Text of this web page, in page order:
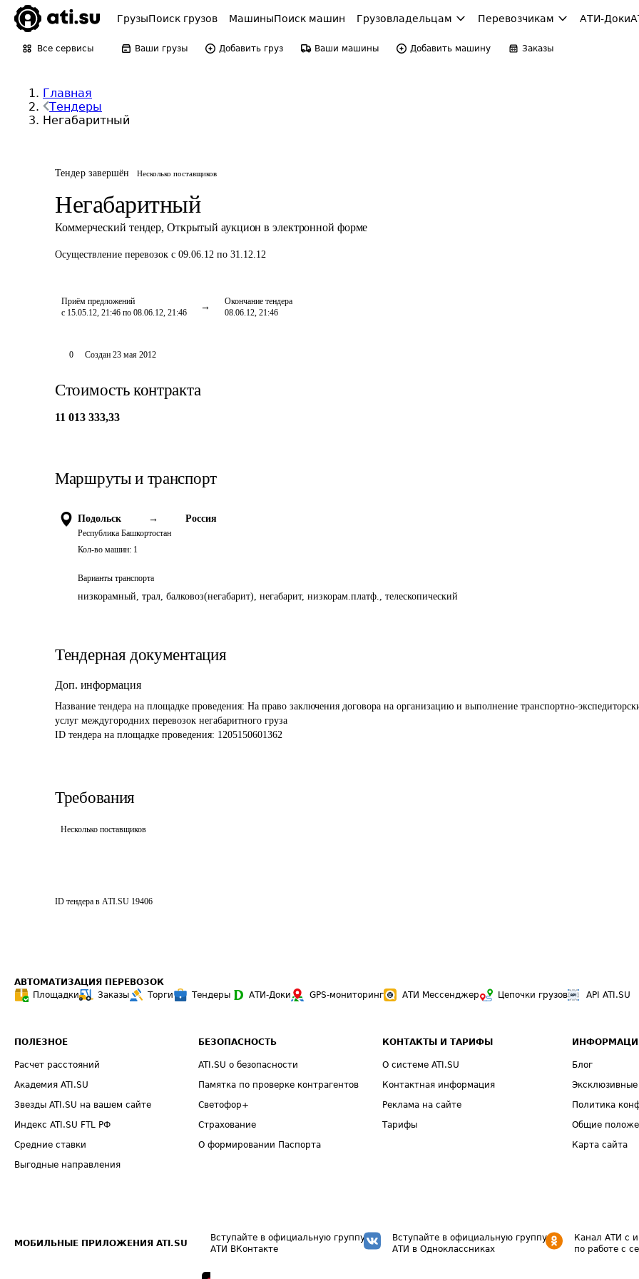
ГрузыПоиск грузов МашиныПоиск машин Грузовладельцам Перевозчикам АТИ-Доки
Все сервисы Ваши грузы Добавить груз Ваши машины Добавить машину Заказы
Главная
Тендеры
Негабаритный
Тендер завершён Несколько поставщиков
Негабаритный
Коммерческий тендер, Открытый аукцион в электронной форме
Осуществление перевозок с 09.06.12 по 31.12.12
Приём предложений
с 15.05.12, 21:46 по 08.06.12, 21:46
Окончание тендера
08.06.12, 21:46
0 Создан 23 мая 2012
Стоимость контракта
11 013 333,33
Маршруты и транспорт
Подольск →
Республика Башкортостан
Россия
Кол-во машин: 1
Варианты транспорта
низкорамный, трал, балковоз(негабарит), негабарит, низкорам.платф., телескопический
Тендерная документация
Доп. информация
Название тендера на площадке проведения: На право заключения договора на организацию и выполнение транспортно-
услуг междугородних перевозок негабаритного груза
ID тендера на площадке проведения: 1205150601362
Требования
Несколько поставщиков
ID тендера в ATI.SU 19406
АВТОМАТИЗАЦИЯ ПЕРЕВОЗОК
Площадки
Заказы Торги Тендеры АТИ-Доки GPS-мониторинг АТИ Мессенджер Цепочки грузов API ATI.SU
ПОЛЕЗНОЕ
Расчет расстояний
Академия ATI.SU
Звезды ATI.SU на вашем сайте
Индекс ATI.SU FTL РФ
Средние ставки
Выгодные направления
БЕЗОПАСНОСТЬ
ATI.SU о безопасности
Памятка по проверке контрагентов
Светофор+
Страхование
О формировании Паспорта
КОНТАКТЫ И ТАРИФЫ
О системе ATI.SU
Контактная информация
Реклама на сайте
Тарифы
Блог
Политика
Общие
Карта сайта
МОБИЛЬНЫЕ ПРИЛОЖЕНИЯ ATI.SU
Вступайте в официальную группу
АТИ ВКонтакте
Вступайте в официальную группу
АТИ в Одноклассниках
Канал АТИ с
по работе с